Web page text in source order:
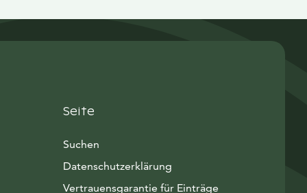
Seite
Suchen
Datenschutzerklärung
Vertrauensgarantie für Einträge